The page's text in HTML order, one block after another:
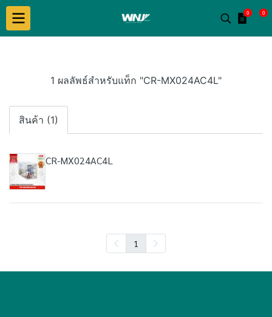
0 0
1 ผลลัพธ์สำหรับแท็ก "CR-MX024AC4L"
สินค้า (1)
CR-MX024AC4L
1